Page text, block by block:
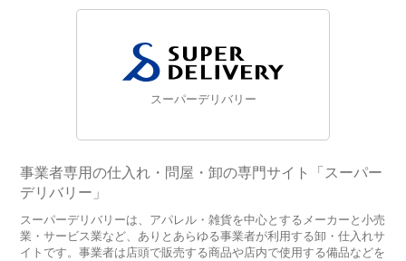
スーパーデリバリー
事業者専用の仕入れ・問屋・卸の専門サイト「スーパー
デリバリー」
スーパーデリバリーは、アパレル・雑貨を中心とするメーカーと小売
業・サービス業など、ありとあらゆる事業者が利用する卸・仕入れサ
イトです。事業者は店頭で販売する商品や店内で使用する備品などを